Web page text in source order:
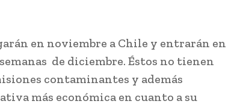
en noviembre a Chile y entrarán en
de diciembre. Éstos no tienen
contaminantes y además
más económica en cuanto a su